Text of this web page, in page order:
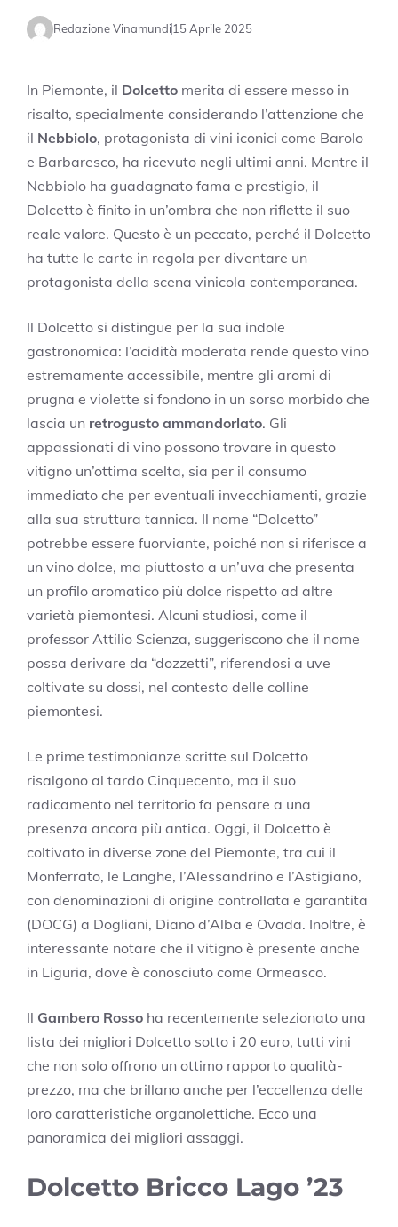
Redazione Vinamundi15 Aprile 2025
In Piemonte, il Dolcetto merita di essere messo in
risalto, specialmente considerando l’attenzione che
il Nebbiolo, protagonista di vini iconici come Barolo
e Barbaresco, ha ricevuto negli ultimi anni. Mentre il
Nebbiolo ha guadagnato fama e prestigio, il
Dolcetto è finito in un’ombra che non riflette il suo
reale valore. Questo è un peccato, perché il Dolcetto
ha tutte le carte in regola per diventare un
protagonista della scena vinicola contemporanea.
Il Dolcetto si distingue per la sua indole
gastronomica: l’acidità moderata rende questo vino
estremamente accessibile, mentre gli aromi di
prugna e violette si fondono in un sorso morbido che
lascia un retrogusto ammandorlato. Gli
appassionati di vino possono trovare in questo
vitigno un’ottima scelta, sia per il consumo
immediato che per eventuali invecchiamenti, grazie
alla sua struttura tannica. Il nome “Dolcetto”
potrebbe essere fuorviante, poiché non si riferisce a
un vino dolce, ma piuttosto a un’uva che presenta
un profilo aromatico più dolce rispetto ad altre
varietà piemontesi. Alcuni studiosi, come il
professor Attilio Scienza, suggeriscono che il nome
possa derivare da “dozzetti”, riferendosi a uve
coltivate su dossi, nel contesto delle colline
piemontesi.
Le prime testimonianze scritte sul Dolcetto
risalgono al tardo Cinquecento, ma il suo
radicamento nel territorio fa pensare a una
presenza ancora più antica. Oggi, il Dolcetto è
coltivato in diverse zone del Piemonte, tra cui il
Monferrato, le Langhe, l’Alessandrino e l’Astigiano,
con denominazioni di origine controllata e garantita
(DOCG) a Dogliani, Diano d’Alba e Ovada. Inoltre, è
interessante notare che il vitigno è presente anche
in Liguria, dove è conosciuto come Ormeasco.
Il Gambero Rosso ha recentemente selezionato una
lista dei migliori Dolcetto sotto i 20 euro, tutti vini
che non solo offrono un ottimo rapporto qualità-
prezzo, ma che brillano anche per l’eccellenza delle
loro caratteristiche organolettiche. Ecco una
panoramica dei migliori assaggi.
Dolcetto Bricco Lago ’23